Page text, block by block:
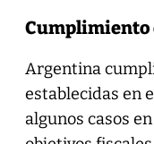
Cumplimiento
Argentina
establecidas en
algunos casos